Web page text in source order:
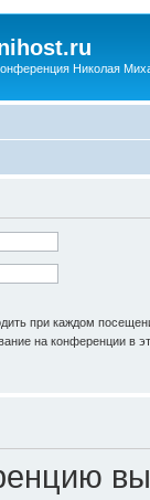
Николая
при каждом
на конференции в